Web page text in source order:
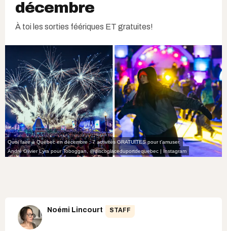
décembre
À toi les sorties féériques ET gratuites!
Quoi faire à Québec en décembre : 7 activités GRATUITES pour t'amuser.
André Olivier Lyra pourToboggan ,@discoglaceduportdequebec | Instagram
Noémi Lincourt STAFF